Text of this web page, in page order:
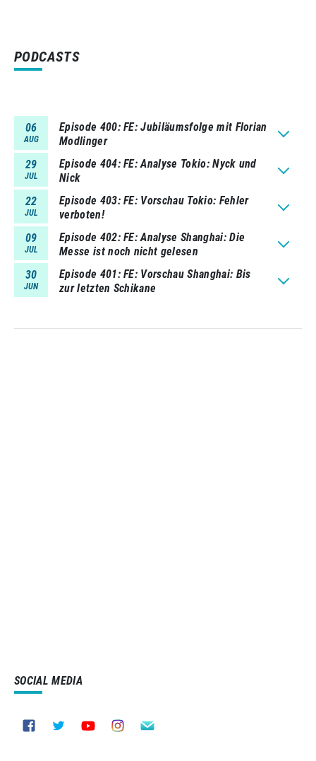
PODCASTS
06
AUG
Episode 400 FE: Jubiläumsfolge mit Florian
Modlinger
29
JUL
Episode 404 FE: Analyse Tokio: Nyck und
Nick
22
JUL
Episode 403 FE: Vorschau Tokio: Fehler
verboten!
09
JUL
Episode 402 FE: Analyse Shanghai: Die
Messe ist noch nicht gelesen
30
JUN
Episode 401 FE: Vorschau Shanghai: Bis
zur letzten Schikane
SOCIAL MEDIA